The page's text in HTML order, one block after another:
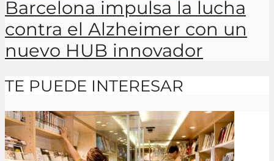
Barcelona impulsa la lucha
contra el Alzheimer con un
nuevo HUB innovador
TE PUEDE INTERESAR